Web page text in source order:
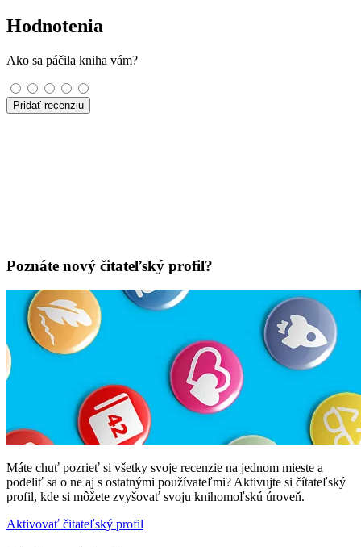
Hodnotenia
Ako sa páčila kniha vám?
Pridať recenziu
Poznáte nový čitateľský profil?
Máte chuť pozrieť si všetky svoje recenzie na jednom mieste a
podeliť sa o ne aj s ostatnými používateľmi? Aktivujte si čítateľský
profil, kde si môžete zvyšovať svoju knihomoľskú úroveň.
Aktivovať čitateľský profil